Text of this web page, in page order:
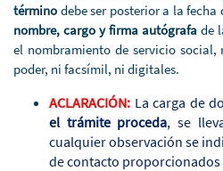
término debe ser posterior a la
nombre, cargo y firma autógrafa de
el nombramiento de servicio
poder, ni facsímil, ni digitales.
ACLARACIÓN: La carga de
el trámite proceda, se
cualquier observación se
de contacto